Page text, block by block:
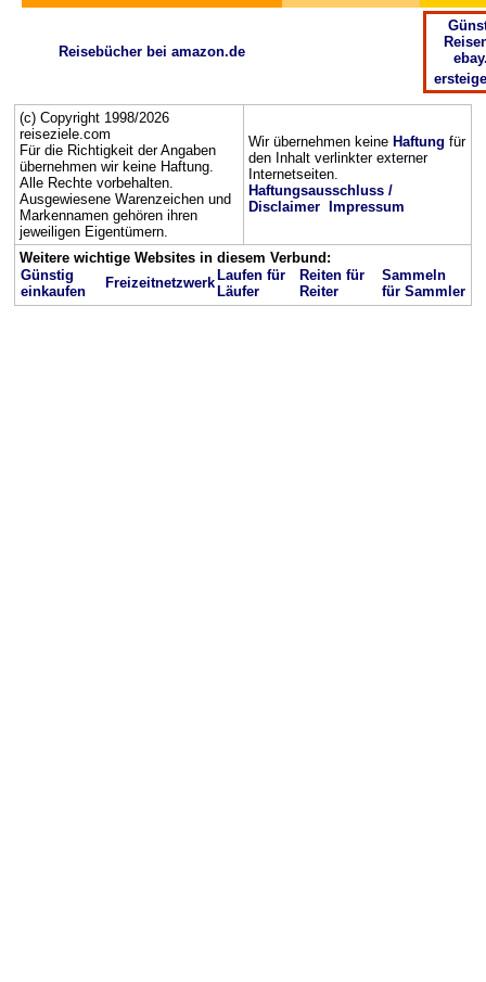
Reisebücher bei amazon.de
(c) Copyright 1998/2026
reiseziele.com
Für die Richtigkeit der Angaben
übernehmen wir keine Haftung.
Alle Rechte vorbehalten.
Ausgewiesene Warenzeichen und
Markennamen gehören ihren
jeweiligen Eigentümern.
Wir übernehmen keine Haftung für
den Inhalt verlinkter externer
Internetseiten.
Haftungsausschluss /
Disclaimer
Impressum
Weitere wichtige Websites in diesem Verbund:
Günstig
einkaufen
Freizeitnetzwerk Laufen für
Läufer
Reiten für
Reiter
Sammeln
für Sammler